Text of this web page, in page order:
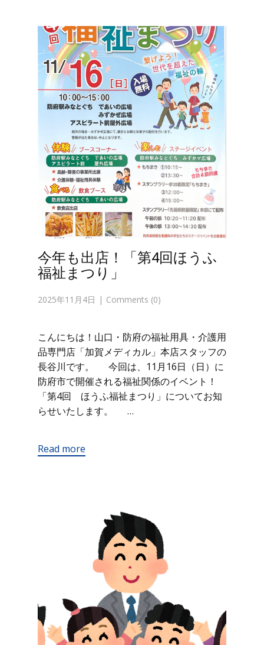
今年も出店！「第4回ほうふ
福祉まつり」
2025年11月4日 Comments (0)
こんにちは！山口・防府の福祉用具・介護用
品専門店「加賀メディカル」本店スタッフの
長谷川です。 今回は、11月16日（日）に
防府市で開催される福祉関係のイベント！
「第4回 ほうふ福祉まつり」についてお知
らせいたします。 …
Read more